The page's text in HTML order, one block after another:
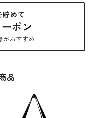
貯めて
ポン
がおすすめ
品